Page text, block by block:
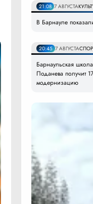
21:08 7 АВГУСТА
В Барнауле
20:45 7 АВГУСТА
Барнаульская
Поданева получит
модернизацию